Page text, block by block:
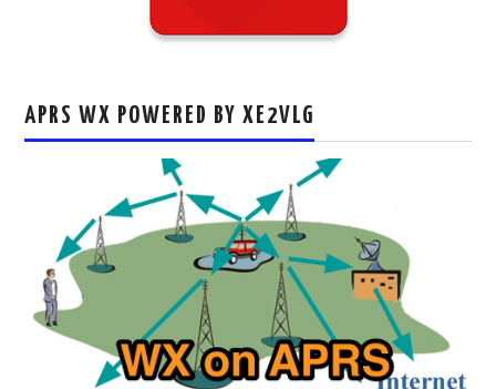
APRS WX POWERED BY XE2VLG